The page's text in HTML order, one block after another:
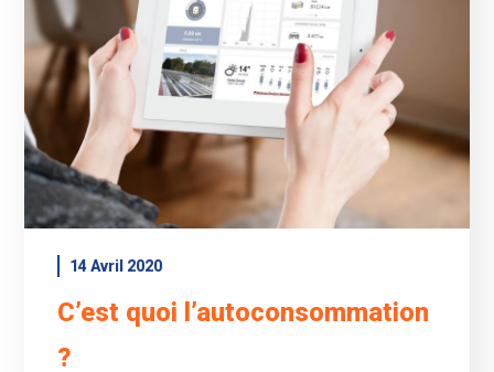
14 Avril 2020
C’est quoi l’autoconsommation
?